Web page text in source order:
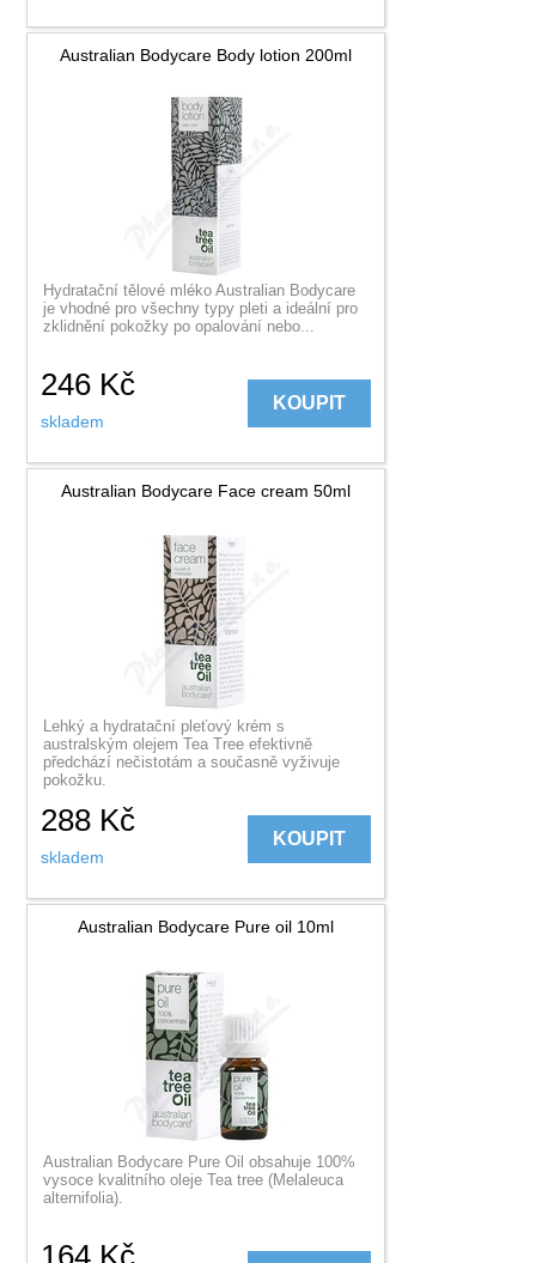
Australian Bodycare Body lotion 200ml
Hydratační tělové mléko Australian Bodycare
je vhodné pro všechny typy pleti a ideální pro
zklidnění pokožky po opalování nebo...
246 Kč
skladem
KOUPIT
Australian Bodycare Face cream 50ml
Lehký a hydratační pleťový krém s
australským olejem Tea Tree efektivně
předchází nečistotám a současně vyživuje
pokožku.
288 Kč
skladem
KOUPIT
Australian Bodycare Pure oil 10ml
Australian Bodycare Pure Oil obsahuje 100%
vysoce kvalitního oleje Tea tree (Melaleuca
alternifolia).